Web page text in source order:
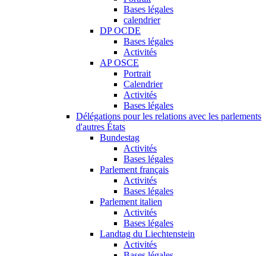
Bases légales
calendrier
DP OCDE
Bases légales
Activités
AP OSCE
Portrait
Calendrier
Activités
Bases légales
Délégations pour les relations avec les parlements
d'autres États
Bundestag
Activités
Bases légales
Parlement français
Activités
Bases légales
Parlement italien
Activités
Bases légales
Landtag du Liechtenstein
Activités